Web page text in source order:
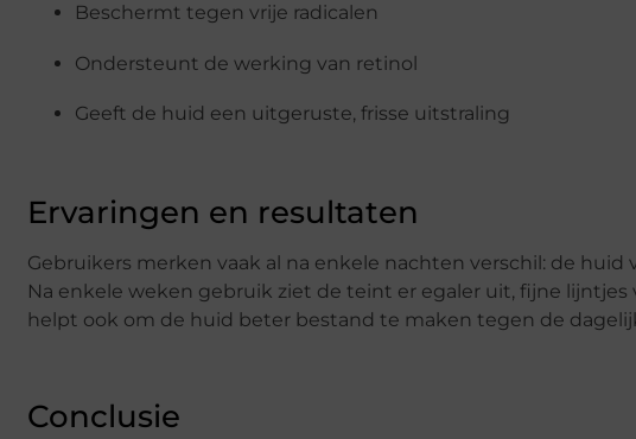
Beschermt tegen vrije radicalen
Ondersteunt de werking van retinol
Geeft de huid een uitgeruste, frisse uitstraling
Ervaringen en resultaten
Gebruikers merken vaak al na enkele nachten verschil: de
Na enkele weken gebruik ziet de teint er egaler uit, fijne
helpt ook om de huid beter bestand te maken tegen de
Conclusie